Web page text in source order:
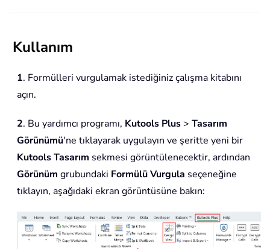
Kullanım
1. Formülleri vurgulamak istediğiniz çalışma kitabını
açın.
2. Bu yardımcı programı, Kutools Plus > Tasarım
Görünümü'ne tıklayarak uygulayın ve şeritte yeni bir
Kutools Tasarım sekmesi görüntülenecektir, ardından
Görünüm grubundaki Formülü Vurgula seçeneğine
tıklayın, aşağıdaki ekran görüntüsüne bakın: